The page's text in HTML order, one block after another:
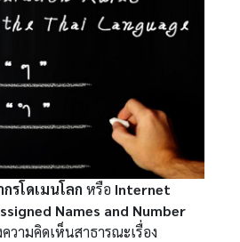
รโดเมนโลก หรือ Internet
Names and Number
วามคิดเห็นสาธารณะเรื่อง